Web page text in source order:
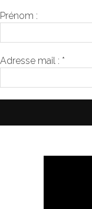
Prénom :
Adresse mail : *